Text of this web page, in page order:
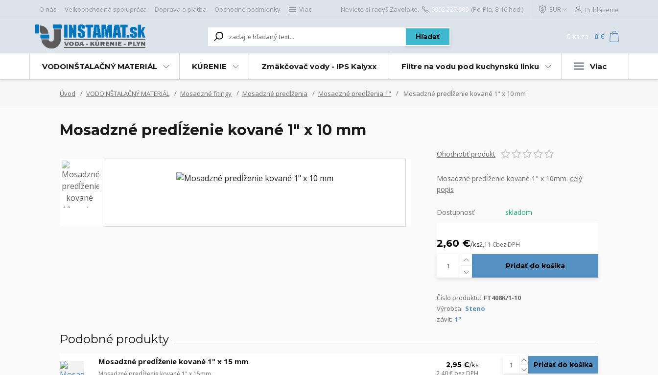
O nás Veľkoobchodná spolupráca Doprava a platba Obchodné podmienky Viac EUR Prihlásenie
Hľadať
Neviete si rady? Zavolajte. 0902 527 909 (Po-Pia, 8-16 hod.)
0 ks za 0 €
VODOINŠTALAČNÝ MATERIÁL KÚRENIE Zmäkčovač vody - IPS Kalyxx Filtre na vodu pod kuchynskú linku Viac
Úvod VODOINŠTALAČNÝ MATERIÁL Mosadzné fitingy Mosadzné predĺženia Mosadzné predĺženia 1" Mosadzné predĺženie kované 1" x 10 mm
Mosadzné predĺženie kované 1" x 10 mm
Ohodnotiť produkt
Mosadzné predĺženie kované 1" x 10mm. celý
popis
Dostupnosť skladom
2,60 €/ks2,11 €bez DPH
Pridať do košíka
Číslo produktu: FT408K/1-10
Výrobca: Steno
závit: 1"
Podobné produkty
Mosadzné predĺženie kované 1" x 15 mm 2,95 €/ks Pridať do košíka